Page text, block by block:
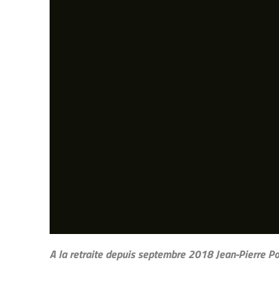
A la retraite depuis septembre 2018 Jean-Pierre